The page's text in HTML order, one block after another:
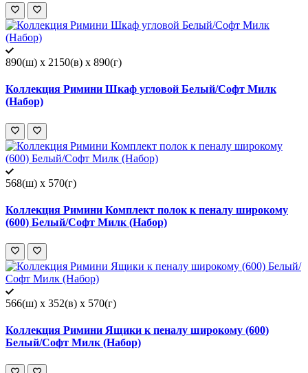
890(ш) x 2150(в) x 890(г)
Коллекция Римини Шкаф угловой Белый/Софт Милк
(Набор)
568(ш) x 570(г)
Коллекция Римини Комплект полок к пеналу широкому
(600) Белый/Софт Милк (Набор)
566(ш) x 352(в) x 570(г)
Коллекция Римини Ящики к пеналу широкому (600)
Белый/Софт Милк (Набор)